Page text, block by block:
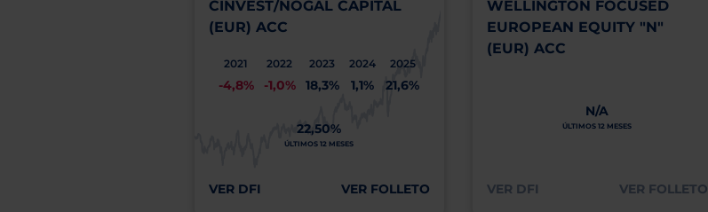
CINVEST/NOGAL CAPITAL
(EUR) ACC
2021
-4,8%
2022
-1,0%
2023
18,3%
2024
1,1%
2025
21,6%
22,50%
ÚLTIMOS 12 MESES
VER DFI VER FOLLETO
WELLINGTON FOCUSED
EUROPEAN EQUITY "N"
(EUR) ACC
N/A
ÚLTIMOS 12 MESES
VER DFI VER FOLLETO